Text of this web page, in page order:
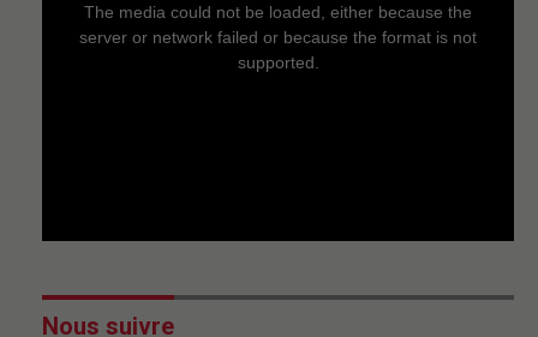
The media could not be loaded, either because the
server or network failed or because the format is not
supported.
Nous suivre